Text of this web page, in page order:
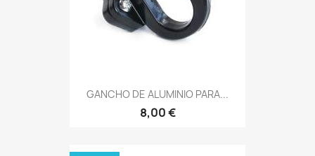
GANCHO DE ALUMINIO PARA...
8,00 €